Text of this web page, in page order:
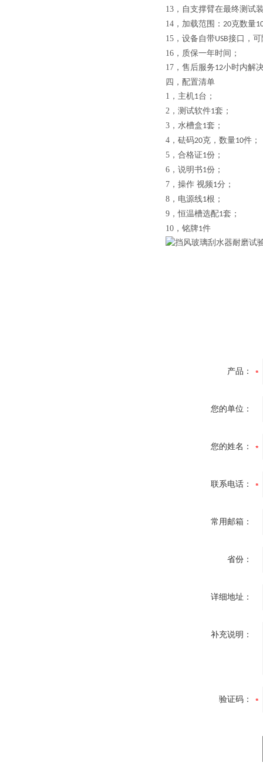
13， 自支撑臂在最终测试
14， 加载范围： 20克数量
15， 设备自带USB接口，
16， 质保一年时间；
17， 售后服务12小时内解
四， 配置清单
1， 主机1台；
2， 测试软件1套；
3， 水槽盒1套；
4， 砝码20克，数量10件；
5， 合格证1份；
6， 说明书1份；
7， 操作 视频1分；
8， 电源线1根；
9，恒温槽选配1套；
10， 铭牌1件
产品：
您的单位：
您的姓名：
联系电话：
常用邮箱：
省份：
详细地址：
补充说明：
验证码：